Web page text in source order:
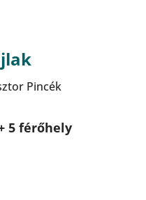
Pincék
5 férőhely